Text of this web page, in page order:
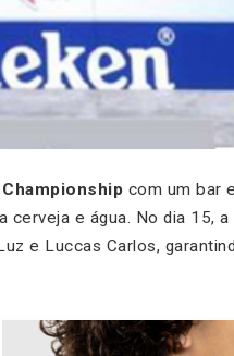
com um bar
e água. No dia 15, a
e Luccas Carlos,